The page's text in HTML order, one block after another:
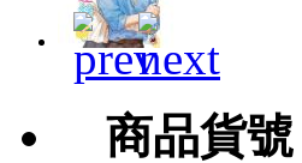
商品貨號